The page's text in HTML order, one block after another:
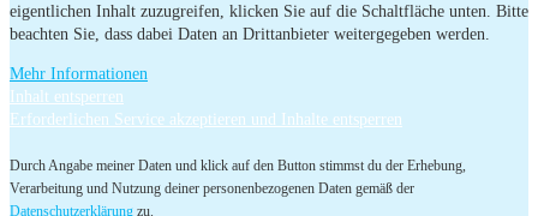
eigentlichen Inhalt zuzugreifen, klicken Sie auf die Schaltfläche unten. Bitte
beachten Sie, dass dabei Daten an Drittanbieter weitergegeben werden.
Mehr Informationen
Inhalt entsperren
Erforderlichen Service akzeptieren und Inhalte entsperren
Durch Angabe meiner Daten und klick auf den Button stimmst du der Erhebung,
Verarbeitung und Nutzung deiner personenbezogenen Daten gemäß der
Datenschutzerklärung zu.